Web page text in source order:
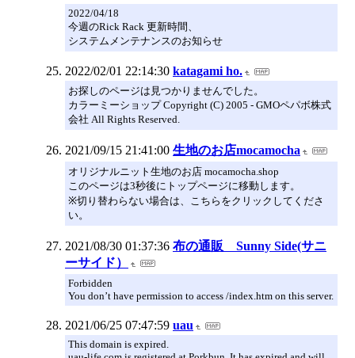
2022/04/18
今週のRick Rack 更新時間、
システムメンテナンスのお知らせ
2022/02/01 22:14:30 katagami ho.
お探しのページは見つかりませんでした。
カラーミーショップ Copyright (C) 2005 - GMOペパボ株式
会社 All Rights Reserved.
2021/09/15 21:41:00 生地のお店mocamocha
オリジナルニット生地のお店 mocamocha.shop
このページは3秒後にトップページに移動します。
※切り替わらない場合は、こちらをクリックしてくださ
い。
2021/08/30 01:37:36 布の通販 Sunny Side(サニ
ーサイド）
Forbidden
You don’t have permission to access /index.htm on this server.
2021/06/25 07:47:59 uau
This domain is expired.